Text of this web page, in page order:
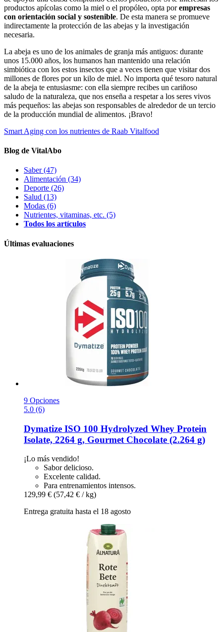
productos apícolas como la miel o el propóleo, opta porempresas
con orientación social y sostenible. De esta manera se promueve
indirectamente la protección de las abejas y la investigación
necesaria.
La abeja es uno de los animales de granja más antiguos: durante
unos 15.000 años, los humanos han mantenido una relación
simbiótica con los estos insectos que a veces tienen que visitar dos
millones de flores por un kilo de miel. No importa qué tesoro natural
de la abeja te entusiasme: con ella siempre recibes un cariñoso
saludo de la naturaleza, que nos enseña a respetar a los seres vivos
más pequeños: las abejas son responsables de alrededor de un tercio
de la producción mundial de alimentos. ¡Bravo!
Smart Aging con los nutrientes de Raab Vitalfood
Blog de VitalAbo
Saber(47)
Alimentación (34)
Deporte (26)
Salud (13)
Modas (6)
Nutrientes, vitaminas, etc. (5)
Todos los artículos
Últimas evaluaciones
9 Opciones
5.0 (6)
Dymatize ISO 100 Hydrolyzed Whey Protein
Isolate, 2264 g, Gourmet Chocolate (2.264 g)
¡Lo más vendido!
Sabor delicioso.
Excelente calidad.
Para entrenamientos intensos.
129,99 € (57,42 € / kg)
Entrega gratuita hasta el 18 agosto